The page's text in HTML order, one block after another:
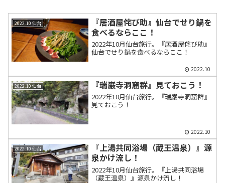
2022.10 仙台
『居酒屋侘び助』仙台でせり鍋を
食べるならここ！
2022年10月仙台旅行。『居酒屋侘び助』
仙台でせり鍋を食べるならここ！
2022.10
2022.10 仙台 『瑞巌寺洞窟群』見ておこう！
2022年10月仙台旅行。『瑞巌寺洞窟群』
見ておこう！
2022.10
2022.10 仙台
『上湯共同浴場（蔵王温泉）』源
泉かけ流し！
2022年10月仙台旅行。『上湯共同浴場
（蔵王温泉）』源泉かけ流し！